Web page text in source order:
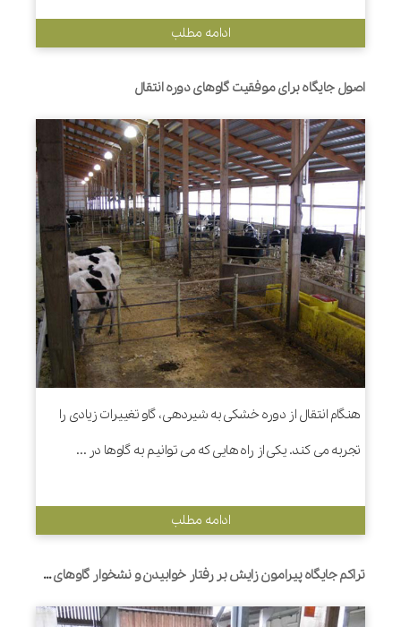
ادامه مطلب
اصول جایگاه برای موفقیت گاوهای دوره انتقال
هنگام انتقال از دوره خشکی به شیردهی، گاو تغییرات زیادی را
تجربه می کند. یکی از راه هایی که می توانیم به گاوها در ...
ادامه مطلب
تراکم جایگاه پیرامون زایش بر رفتار خوابیدن و نشخوار گاوهای هلشتاین و عملکرد هفته اول گوساله تأثیر می گذارد